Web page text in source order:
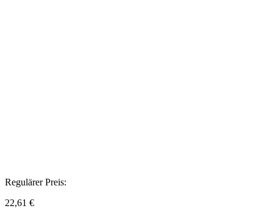
Regulärer Preis:
22,61 €